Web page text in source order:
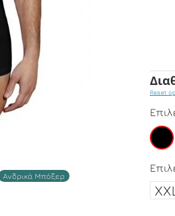
Ανδρικά Μπόξερ
Reset